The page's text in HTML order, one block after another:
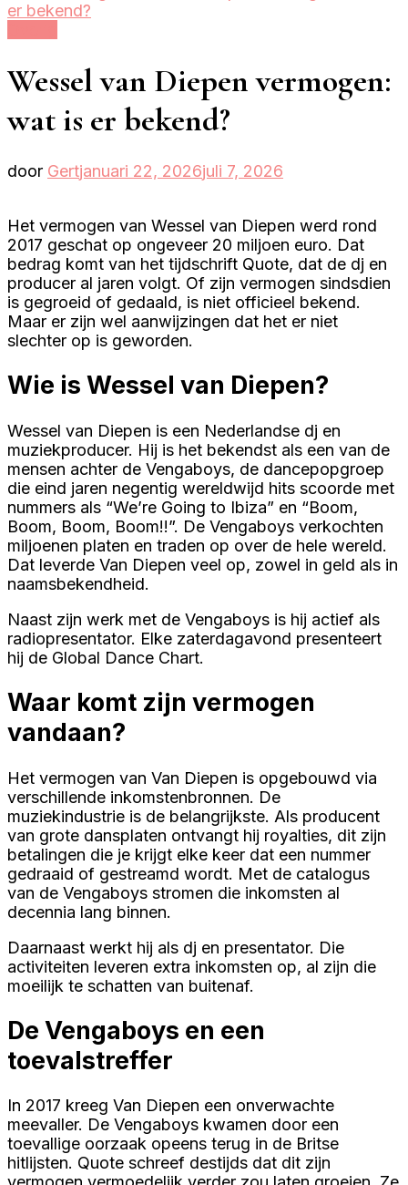
er bekend?
Wessel van Diepen vermogen:
wat is er bekend?
door Gertjanuari 22, 2026juli 7, 2026
Het vermogen van Wessel van Diepen werd rond
2017 geschat op ongeveer 20 miljoen euro. Dat
bedrag komt van het tijdschrift Quote, dat de dj en
producer al jaren volgt. Of zijn vermogen sindsdien
is gegroeid of gedaald, is niet officieel bekend.
Maar er zijn wel aanwijzingen dat het er niet
slechter op is geworden.
Wie is Wessel van Diepen?
Wessel van Diepen is een Nederlandse dj en
muziekproducer. Hij is het bekendst als een van de
mensen achter de Vengaboys, de dancepopgroep
die eind jaren negentig wereldwijd hits scoorde met
nummers als “We’re Going to Ibiza” en “Boom,
Boom, Boom, Boom!!”. De Vengaboys verkochten
miljoenen platen en traden op over de hele wereld.
Dat leverde Van Diepen veel op, zowel in geld als in
naamsbekendheid.
Naast zijn werk met de Vengaboys is hij actief als
radiopresentator. Elke zaterdagavond presenteert
hij de Global Dance Chart.
Waar komt zijn vermogen
vandaan?
Het vermogen van Van Diepen is opgebouwd via
verschillende inkomstenbronnen. De
muziekindustrie is de belangrijkste. Als producent
van grote dansplaten ontvangt hij royalties, dit zijn
betalingen die je krijgt elke keer dat een nummer
gedraaid of gestreamd wordt. Met de catalogus
van de Vengaboys stromen die inkomsten al
decennia lang binnen.
Daarnaast werkt hij als dj en presentator. Die
activiteiten leveren extra inkomsten op, al zijn die
moeilijk te schatten van buitenaf.
De Vengaboys en een
toevalstreffer
In 2017 kreeg Van Diepen een onverwachte
meevaller. De Vengaboys kwamen door een
toevallige oorzaak opeens terug in de Britse
hitlijsten. Quote schreef destijds dat dit zijn